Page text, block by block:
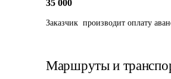
35 000
Заказчик  производит оплату
Маршруты и